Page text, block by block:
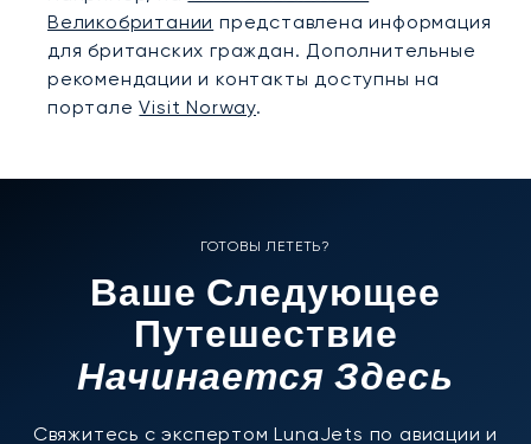
Великобритании представлена информация
для британских граждан. Дополнительные
рекомендации и контакты доступны на
порталеVisit Norway.
ГОТОВЫ ЛЕТЕТЬ?
Ваше Следующее
Путешествие
Начинается Здесь
Свяжитесь с экспертом LunaJets по авиации и